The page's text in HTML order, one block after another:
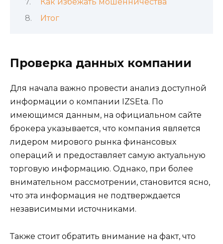
Итог
Проверка данных компании
Для начала важно провести анализ доступной
информации о компании IZSEta. По
имеющимся данным, на официальном сайте
брокера указывается, что компания является
лидером мирового рынка финансовых
операций и предоставляет самую актуальную
торговую информацию. Однако, при более
внимательном рассмотрении, становится ясно,
что эта информация не подтверждается
независимыми источниками.
Также стоит обратить внимание на факт, что